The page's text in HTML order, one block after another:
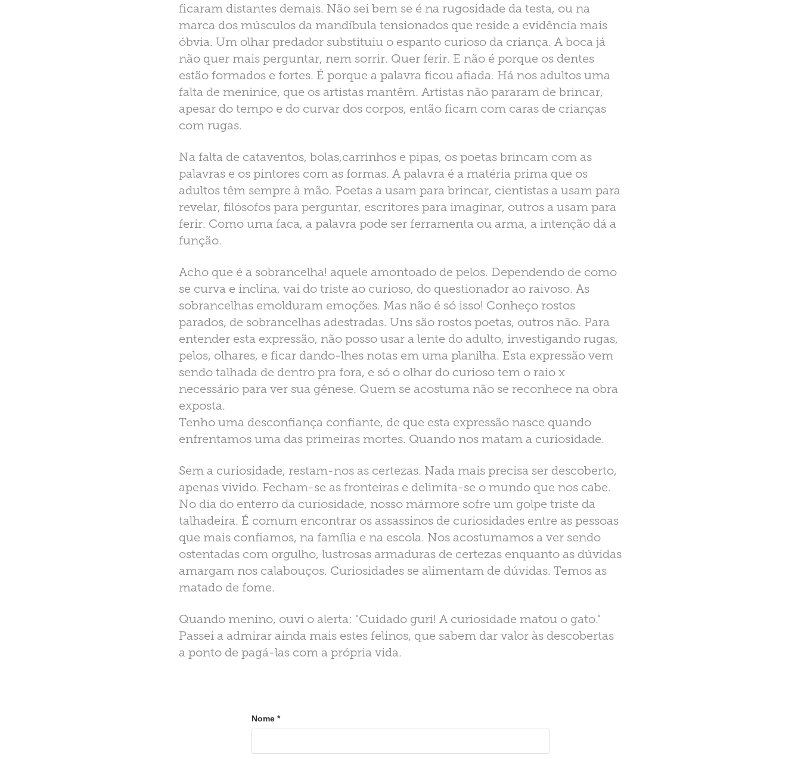
ficaram distantes demais. Não sei bem se é na rugosidade da testa, ou na
marca dos músculos da mandíbula tensionados que reside a evidência mais
óbvia. Um olhar predador substituiu o espanto curioso da criança. A boca já
não quer mais perguntar, nem sorrir. Quer ferir. E não é porque os dentes
estão formados e fortes. É porque a palavra ficou afiada. Há nos adultos uma
falta de meninice, que os artistas mantêm. Artistas não pararam de brincar,
apesar do tempo e do curvar dos corpos, então ficam com caras de crianças
com rugas.
Na falta de cataventos, bolas,carrinhos e pipas, os poetas brincam com as
palavras e os pintores com as formas. A palavra é a matéria prima que os
adultos têm sempre à mão. Poetas a usam para brincar, cientistas a usam para
revelar, filósofos para perguntar, escritores para imaginar, outros a usam para
ferir. Como uma faca, a palavra pode ser ferramenta ou arma, a intenção dá a
função.
Acho que é a sobrancelha! aquele amontoado de pelos. Dependendo de como
se curva e inclina, vai do triste ao curioso, do questionador ao raivoso. As
sobrancelhas emolduram emoções. Mas não é só isso! Conheço rostos
parados, de sobrancelhas adestradas. Uns são rostos poetas, outros não. Para
entender esta expressão, não posso usar a lente do adulto, investigando rugas,
pelos, olhares, e ficar dando-lhes notas em uma planilha. Esta expressão vem
sendo talhada de dentro pra fora, e só o olhar do curioso tem o raio x
necessário para ver sua gênese. Quem se acostuma não se reconhece na obra
exposta.
Tenho uma desconfiança confiante, de que esta expressão nasce quando
enfrentamos uma das primeiras mortes. Quando nos matam a curiosidade.
Sem a curiosidade, restam-nos as certezas. Nada mais precisa ser descoberto,
apenas vivido. Fecham-se as fronteiras e delimita-se o mundo que nos cabe.
No dia do enterro da curiosidade, nosso mármore sofre um golpe triste da
talhadeira. É comum encontrar os assassinos de curiosidades entre as pessoas
que mais confiamos, na família e na escola. Nos acostumamos a ver sendo
ostentadas com orgulho, lustrosas armaduras de certezas enquanto as dúvidas
amargam nos calabouços. Curiosidades se alimentam de dúvidas. Temos as
matado de fome.
Quando menino, ouvi o alerta: "Cuidado guri! A curiosidade matou o gato."
Passei a admirar ainda mais estes felinos, que sabem dar valor às descobertas
a ponto de pagá-las com a própria vida.
Nome *